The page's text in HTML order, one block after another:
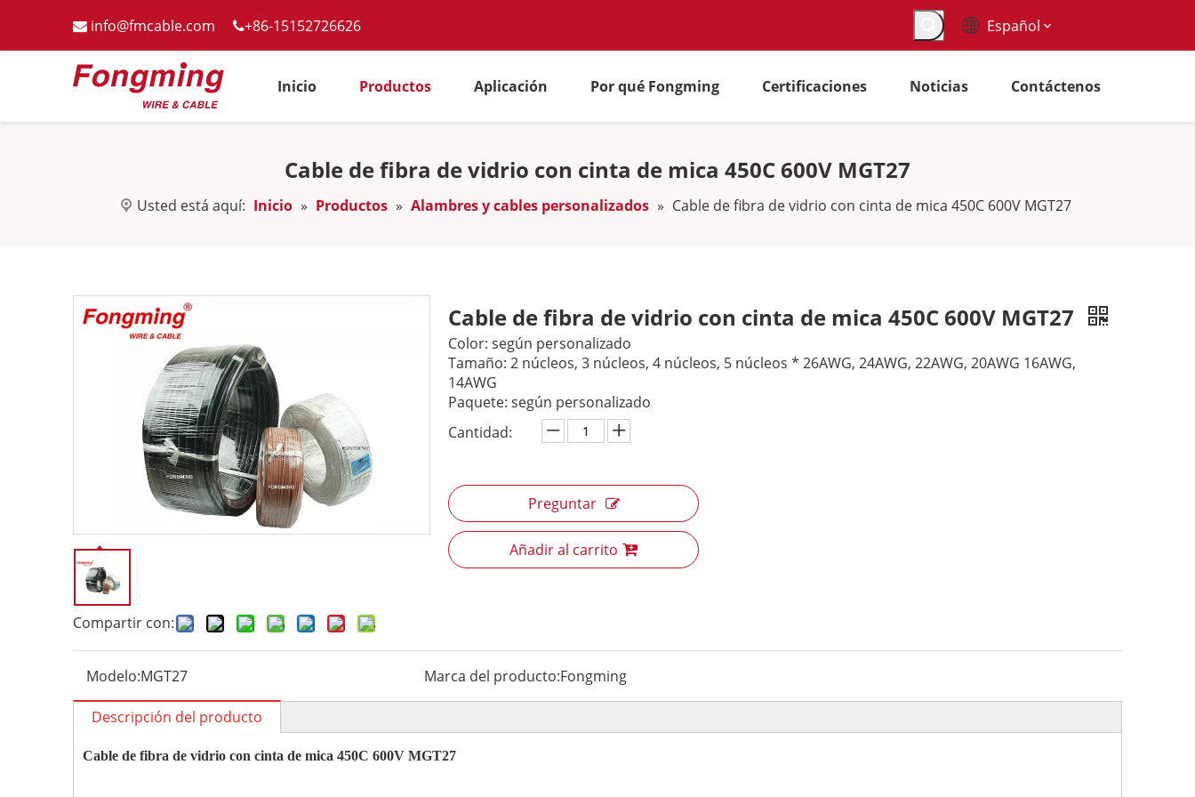
 info@fmcable.com +86-15152726626 Español
Inicio Productos Aplicación Por qué Fongming Certificaciones Noticias Contáctenos
Cable de fibra de vidrio con cinta de mica 450C 600V MGT27
Usted está aquí: Inicio » Productos » Alambres y cables personalizados » Cable de fibra de vidrio con cinta de mica 450C 600V MGT27
Compartir con:
Cable de fibra de vidrio con cinta de mica 450C 600V MGT27
Color: según personalizado
Tamaño: 2 núcleos, 3 núcleos, 4 núcleos, 5 núcleos * 26AWG, 24AWG, 22AWG, 20AWG 16AWG,
14AWG
Paquete: según personalizado
Cantidad:
Preguntar
Añadir al carrito
Modelo:MGT27 Marca del producto:Fongming
Descripción del producto
Cable de fibra de vidrio con cinta de mica 450C 600V MGT27